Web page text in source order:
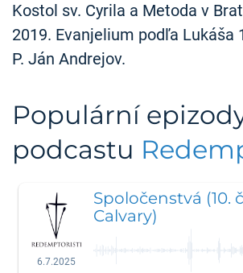
Kostol sv. Cyrila a Metoda v
2019. Evanjelium podľa Lukáša
P. Ján Andrejov.
Populární
podcastu
6.7.2025
Spoločenstvá (10.
Calvary)